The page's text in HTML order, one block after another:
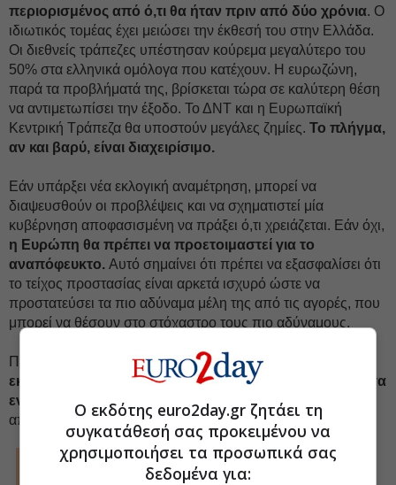
περιορισμένος από ό,τι θα ήταν πριν από δύο χρόνια. Ο
ιδιωτικός τομέας έχει μειώσει την έκθεσή του στην Ελλάδα.
Οι διεθνείς τράπεζες υπέστησαν κούρεμα μεγαλύτερο του
50% στα ελληνικά ομόλογα που κατέχουν. Η ευρωζώνη,
παρά τα προβλήματά της, βρίσκεται τώρα σε καλύτερη θέση
να αντιμετωπίσει την έξοδο. Το ΔΝΤ και η Ευρωπαϊκή
Κεντρική Τράπεζα θα υποστούν μεγάλες ζημίες. Το πλήγμα,
αν και βαρύ, είναι διαχειρίσιμο.
Εάν υπάρξει νέα εκλογική αναμέτρηση, μπορεί να
διαψευσθούν οι προβλέψεις και να σχηματιστεί μία
κυβέρνηση αποφασισμένη να πράξει ό,τι χρειάζεται. Εάν όχι,
η Ευρώπη θα πρέπει να προετοιμαστεί για το
αναπόφευκτο. Αυτό σημαίνει ότι πρέπει να εξασφαλίσει ότι
το τείχος προστασίας είναι αρκετά ισχυρό ώστε να
προστατεύσει τα πιο αδύναμα μέλη της από τις αγορές, που
μπορεί να θέσουν στο στόχαστρο τους πιο αδύναμους.
Πρέπει να καταβληθούν προσπάθειεςνα προστατευτούν
εκείνοι που εξακολουθούν να σέβονται τα προγράμματα
εν μέσω καταιγίδας
. Η Ελλάδα, όμως, θα πρέπει να
αποφασίσει η ίδια για το μέλλον της.
© The Financial Times Limited 2012. All rights reserved.
FT and Financial Times are trademarks of the Financial Times
Ο εκδότης euro2day.gr ζητάει τη
συγκατάθεσή σας προκειμένου να
χρησιμοποιήσει τα προσωπικά σας
δεδομένα για: